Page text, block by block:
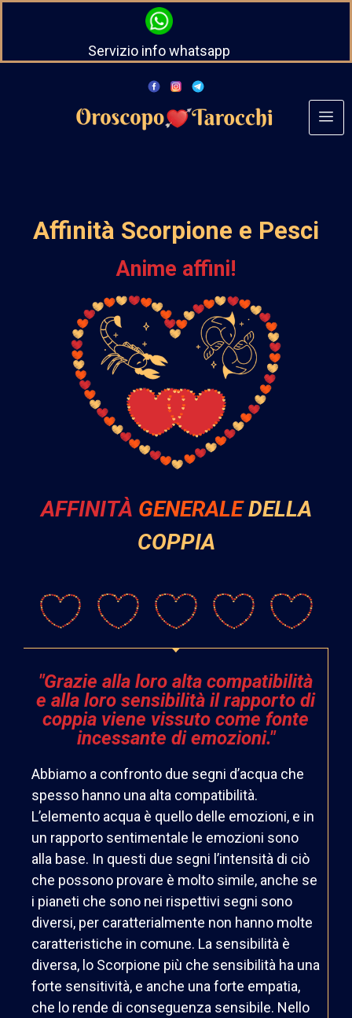
Servizio info whatsapp
Affinità Scorpione e Pesci
Anime affini!
AFFINITÀ GENERALE DELLA
COPPIA
"Grazie alla loro alta compatibilità
e alla loro sensibilità il rapporto di
coppia viene vissuto come fonte
incessante di emozioni."
Abbiamo a confronto due segni d’acqua che
spesso hanno una alta compatibilità.
L’elemento acqua è quello delle emozioni, e in
un rapporto sentimentale le emozioni sono
alla base. In questi due segni l’intensità di ciò
che possono provare è molto simile, anche se
i pianeti che sono nei rispettivi segni sono
diversi, per caratterialmente non hanno molte
caratteristiche in comune. La sensibilità è
diversa, lo Scorpione più che sensibilità ha una
forte sensitività, e anche una forte empatia,
che lo rende di conseguenza sensibile. Nello